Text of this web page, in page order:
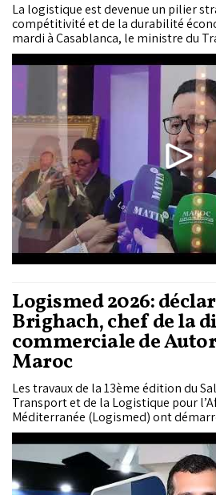
La logistique est devenue un pilier
compétitivité et de la durabilité
mardi à Casablanca, le ministre du
logistique, Abdessamad Kayouh, à
édition du Salon International du
Logistique pour l’Afrique et la
Logismed 2026:
Brighach, chef de la
commerciale de
Maroc
Les travaux de la 13ème édition du
Transport et de la Logistique pour
Méditerranée (Logismed) ont
sous le thème "Un écosystème
connecter les territoires et
majeur dans l’accompagnement du...